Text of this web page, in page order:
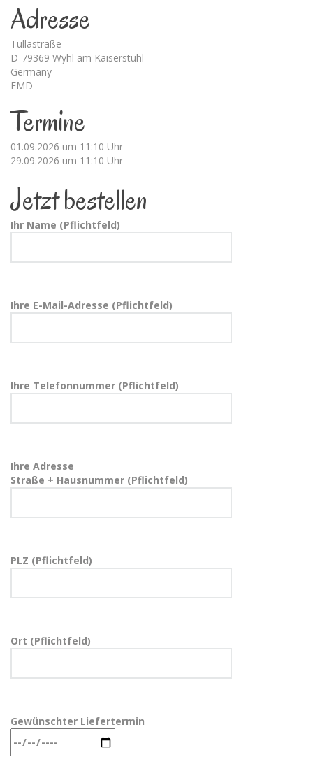
Adresse
Tullastraße
D-79369 Wyhl am Kaiserstuhl
Germany
EMD
Termine
01.09.2026 um 11:10 Uhr
29.09.2026 um 11:10 Uhr
Jetzt bestellen
Ihr Name (Pflichtfeld)
Ihre E-Mail-Adresse (Pflichtfeld)
Ihre Telefonnummer (Pflichtfeld)
Ihre Adresse
Straße + Hausnummer (Pflichtfeld)
PLZ (Pflichtfeld)
Ort (Pflichtfeld)
Gewünschter Liefertermin